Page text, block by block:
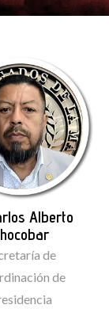
Alberto
de
de